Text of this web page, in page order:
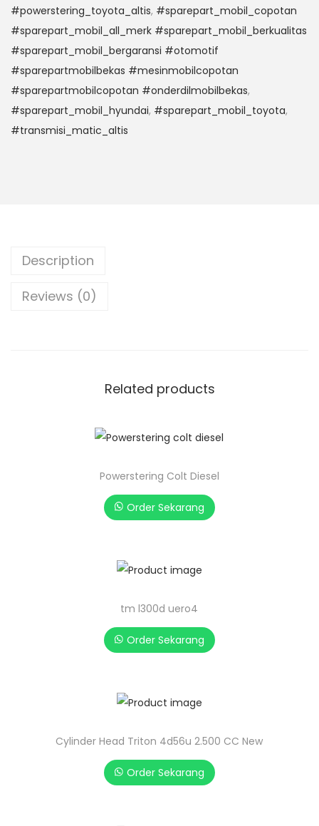
#powerstering_toyota_altis, #sparepart_mobil_copotan
#sparepart_mobil_all_merk #sparepart_mobil_berkualitas
#sparepart_mobil_bergaransi #otomotif
#sparepartmobilbekas #mesinmobilcopotan
#sparepartmobilcopotan #onderdilmobilbekas,
#sparepart_mobil_hyundai, #sparepart_mobil_toyota,
#transmisi_matic_altis
Description
Reviews (0)
Related products
Powerstering Colt Diesel
Order Sekarang
tm l300d uero4
Order Sekarang
Cylinder Head Triton 4d56u 2.500 CC New
Order Sekarang